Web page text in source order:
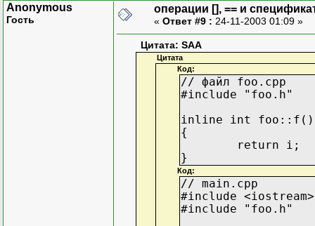
Anonymous
Гость
операции [], == и
« Ответ #9 : 24-11-2003 01:09 »
Цитата: SAA
Цитата
Код:
// файл foo.cpp
#include "foo.h"
inline int foo::f()
{
return i;
}
Код:
// main.cpp
#include <iostream>
#include "foo.h"